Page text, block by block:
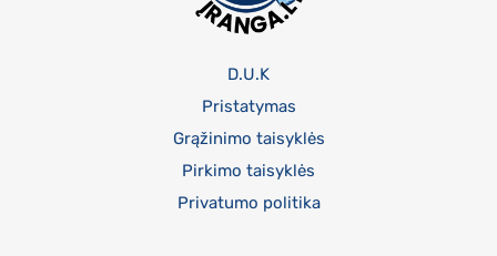
D.U.K
Pristatymas
Grąžinimo taisyklės
Pirkimo taisyklės
Privatumo politika